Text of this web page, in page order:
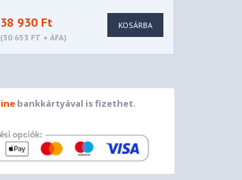
38 930 Ft
(30 653 FT + ÁFA)
KOSÁRBA
bankkártyával is fizethet.